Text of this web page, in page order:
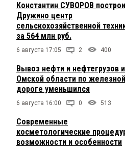
Константин СУВОРОВ
Дружино центр
сельскохозяйственной
за 564 млн руб.
6 августа 17:05 2 400
Вывоз нефти и нефтегрузов
Омской области по железной
дороге уменьшился
6 августа 16:00 0 513
Современные
косметологические
возможности и особенности